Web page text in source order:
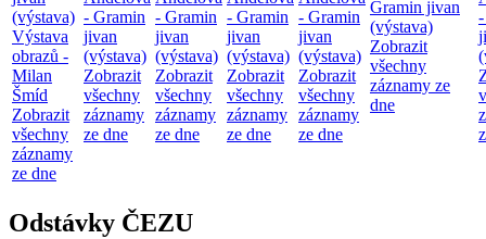
(výstava)
Výstava
obrazů -
Milan
Šmíd
Zobrazit
všechny
záznamy
ze dne
- Gramin
jivan
(výstava)
Zobrazit
všechny
záznamy
ze dne
- Gramin
jivan
(výstava)
Zobrazit
všechny
záznamy
ze dne
- Gramin
jivan
(výstava)
Zobrazit
všechny
záznamy
ze dne
- Gramin
jivan
(výstava)
Zobrazit
všechny
záznamy
ze dne
Gramin jivan
(výstava)
Zobrazit
všechny
záznamy ze
dne
Odstávky ČEZU